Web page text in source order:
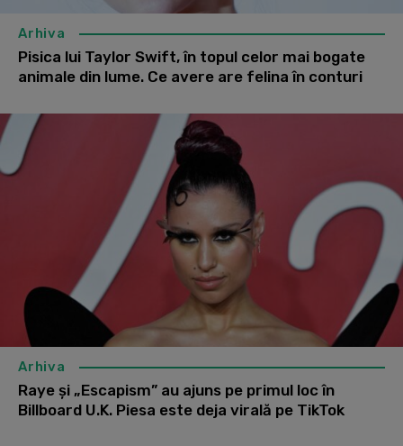
Arhiva
Pisica lui Taylor Swift, în topul celor mai bogate
animale din lume. Ce avere are felina în conturi
Arhiva
Raye și „Escapism” au ajuns pe primul loc în
Billboard U.K. Piesa este deja virală pe TikTok